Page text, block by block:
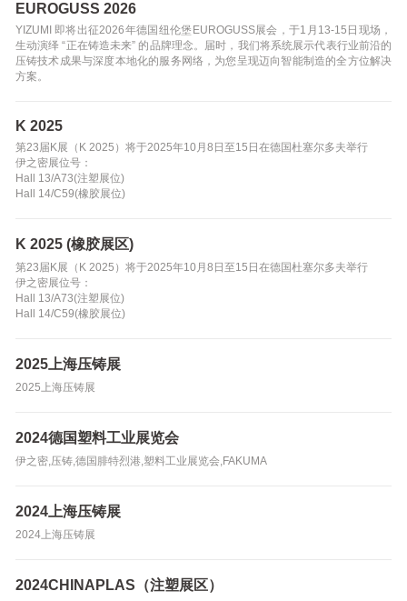
EUROGUSS 2026
YIZUMI 即将出征2026年德国纽伦堡EUROGUSS展会，于1月13-15日现场，
生动演绎 “正在铸造未来” 的品牌理念。届时，我们将系统展示代表行业前沿的
压铸技术成果与深度本地化的服务网络，为您呈现迈向智能制造的全方位解决
方案。
K 2025
第23届K展（K 2025）将于2025年10月8日至15日在德国杜塞尔多夫举行
伊之密展位号：
Hall 13/A73(注塑展位)
Hall 14/C59(橡胶展位)
K 2025 (橡胶展区)
第23届K展（K 2025）将于2025年10月8日至15日在德国杜塞尔多夫举行
伊之密展位号：
Hall 13/A73(注塑展位)
Hall 14/C59(橡胶展位)
2025上海压铸展
2025上海压铸展
2024德国塑料工业展览会
伊之密,压铸,德国腓特烈港,塑料工业展览会,FAKUMA
2024上海压铸展
2024上海压铸展
2024CHINAPLAS（注塑展区）